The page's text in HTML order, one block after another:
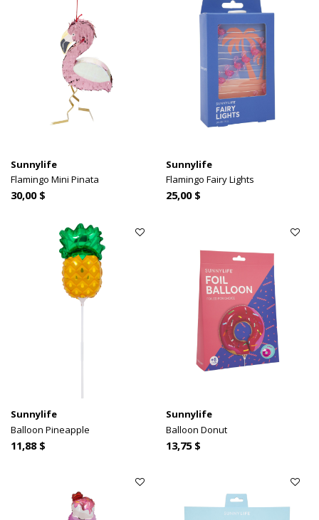
Sunnylife
Flamingo Mini Pinata
30,00 $
Sunnylife
Flamingo Fairy Lights
25,00 $
Sunnylife
Balloon Pineapple
11,88 $
Sunnylife
Balloon Donut
13,75 $